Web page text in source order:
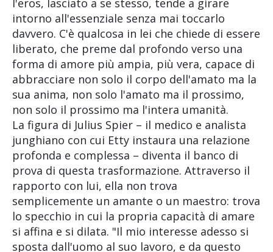
intorno all'essenziale senza mai toccarlo
davvero. C'è qualcosa in lei che chiede di essere
liberato, che preme dal profondo verso una
forma di amore più ampia, più vera, capace di
abbracciare non solo il corpo dell'amato ma la
sua anima, non solo l'amato ma il prossimo,
non solo il prossimo ma l'intera umanità.
La figura di Julius Spier – il medico e analista
junghiano con cui Etty instaura una relazione
profonda e complessa – diventa il banco di
prova di questa trasformazione. Attraverso il
rapporto con lui, ella non trova
semplicemente un amante o un maestro: trova
lo specchio in cui la propria capacità di amare
si affina e si dilata. "Il mio interesse adesso si
sposta dall'uomo al suo lavoro, e da questo